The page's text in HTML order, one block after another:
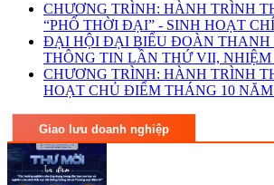
CHƯƠNG TRÌNH: HÀNH TRÌNH
“PHỐ THỜI ĐẠI” - SINH HOẠT
ĐẠI HỘI ĐẠI BIỂU ĐOÀN THANH
THÔNG TIN LẦN THỨ VII, NHIỆM
CHƯƠNG TRÌNH: HÀNH TRÌNH
HOẠT CHỦ ĐIỂM THÁNG 10 NĂM
Giao lưu doanh nghiệp